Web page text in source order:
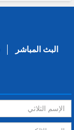
البث المباشر